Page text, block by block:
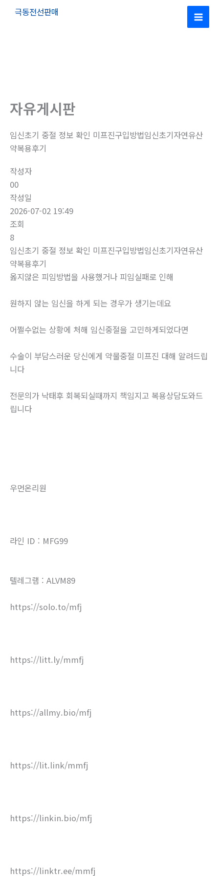
극동전선판매
Main
자유게시판
임신초기 중절 정보 확인 미프진구입방법임신초기자연유산
약복용후기
작성자
00
작성일
2026-07-02 19:49
조회
8
임신초기 중절 정보 확인 미프진구입방법임신초기자연유산
약복용후기
옳지않은 피임방법을 사용했거나 피임실패로 인해
원하지 않는 임신을 하게 되는 경우가 생기는데요
어쩔수없는 상황에 처해 임신중절을 고민하게되었다면
수술이 부담스러운 당신에게 약물중절 미프진 대해 알려드립
니다
전문의가 낙태후 회복되실때까지 책임지고 복용상담도와드
립니다
우먼온리원
라인 ID : MFG99
텔레그램 : ALVM89
https://solo.to/mfj
https://litt.ly/mmfj
https://allmy.bio/mfj
https://lit.link/mmfj
https://linkin.bio/mfj
https://linktr.ee/mmfj